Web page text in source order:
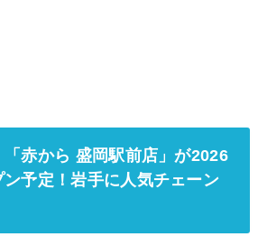
赤から 盛岡駅前店」が2026
予定！岩手に人気チェーン